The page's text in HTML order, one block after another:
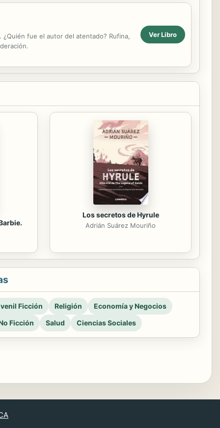
fue el autor del atentado? Rufina,
Ver Libro
Los secretos de Hyrule
Adrián Suárez Mouriño
Ficción Religión
Economía y Negocios
Ficción
Salud Ciencias Sociales